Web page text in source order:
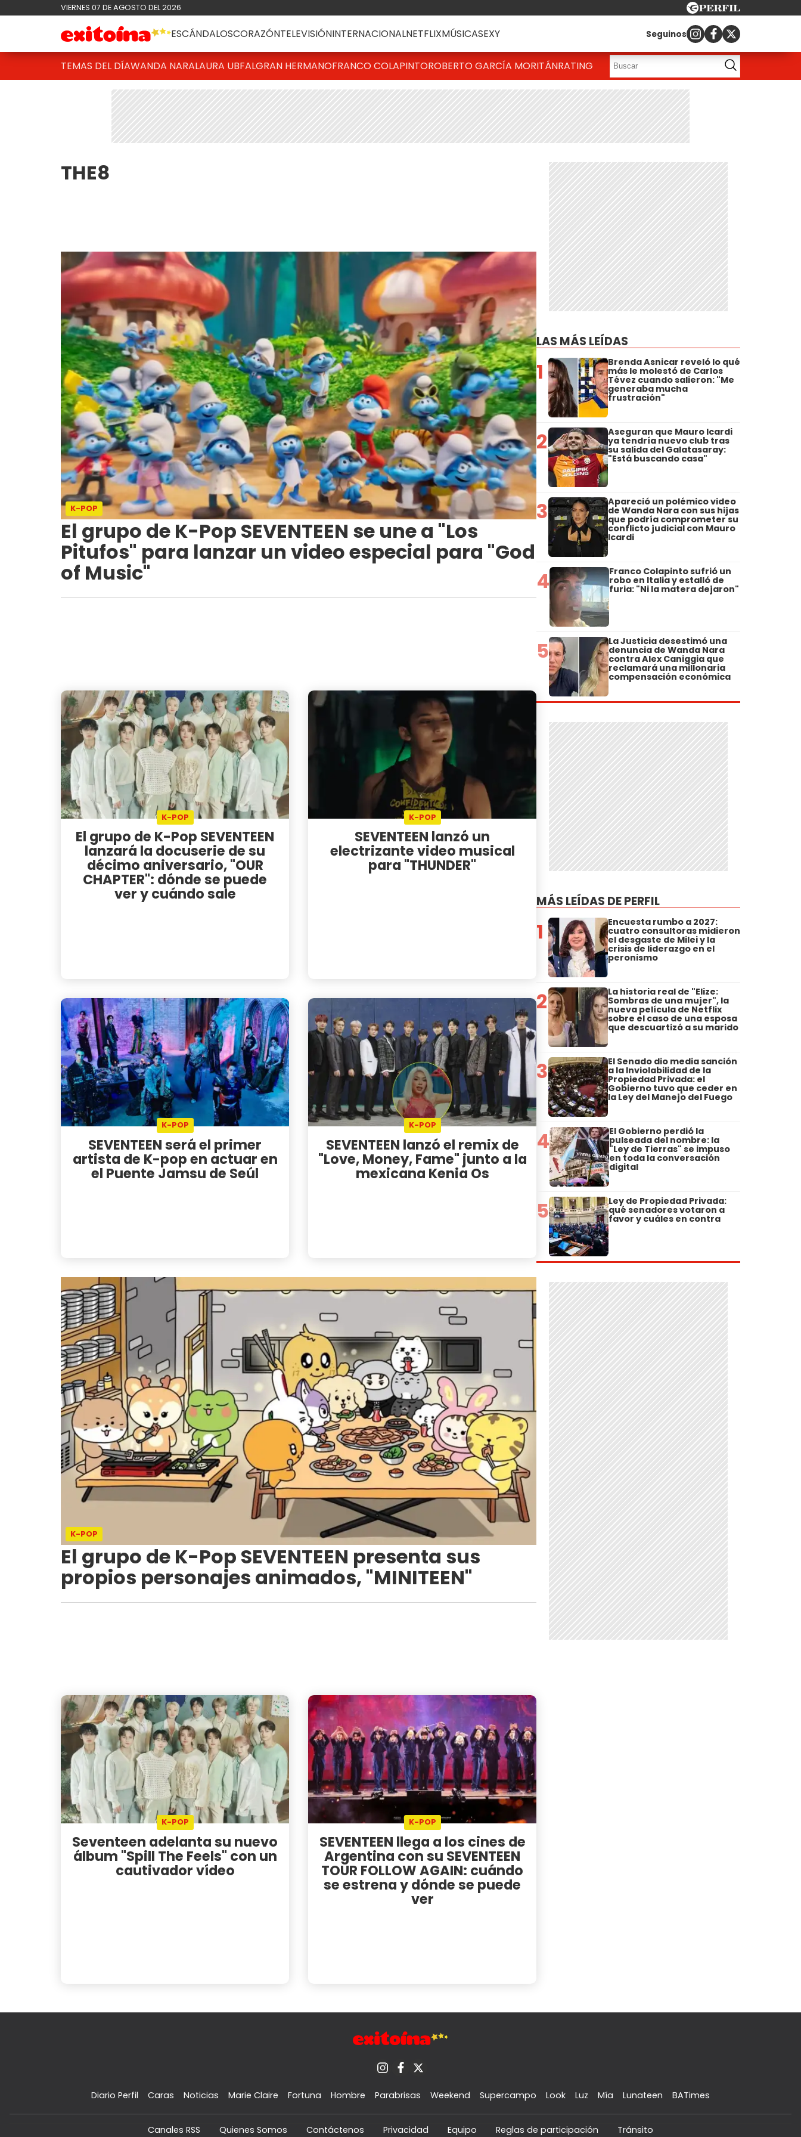
VIERNES 07 DE AGOSTO DEL 2026
ESCÁNDALOSCORAZÓNTELEVISIÓNINTERNACIONALNETFLIXMÚSICASEXY Seguinos
TEMAS DEL DÍAWANDA NARALAURA UBFALGRAN HERMANOFRANCO COLAPINTOROBERTO GARCÍA MORITÁNRATING
THE8
K-POP
El grupo de K-Pop SEVENTEEN se une a "Los
Pitufos" para lanzar un video especial para "God
of Music"
K-POP
El grupo de K-Pop SEVENTEEN
lanzará la docuserie de su
décimo aniversario, "OUR
CHAPTER": dónde se puede
ver y cuándo sale
K-POP
SEVENTEEN lanzó un
electrizante video musical
para "THUNDER"
K-POP
SEVENTEEN será el primer
artista de K-pop en actuar en
el Puente Jamsu de Seúl
K-POP
SEVENTEEN lanzó el remix de
"Love, Money, Fame" junto a la
mexicana Kenia Os
K-POP
El grupo de K-Pop SEVENTEEN presenta sus
propios personajes animados, "MINITEEN"
K-POP
Seventeen adelanta su nuevo
álbum "Spill The Feels" con un
cautivador vídeo
K-POP
SEVENTEEN llega a los cines de
Argentina con su SEVENTEEN
TOUR FOLLOW AGAIN: cuándo
se estrena y dónde se puede
ver
LAS MÁS LEÍDAS
1 Brenda Asnicar reveló lo qué
más le molestó de Carlos
Tévez cuando salieron: "Me
generaba mucha
frustración"
2 Aseguran que Mauro Icardi
ya tendría nuevo club tras
su salida del Galatasaray:
"Está buscando casa"
3 Apareció un polémico video
de Wanda Nara con sus hijas
que podría comprometer su
conflicto judicial con Mauro
Icardi
4 Franco Colapinto sufrió un
robo en Italia y estalló de
furia: "Ni la matera dejaron"
5 La Justicia desestimó una
denuncia de Wanda Nara
contra Alex Caniggia que
reclamará una millonaria
compensación económica
MÁS LEÍDAS DE PERFIL
1 Encuesta rumbo a 2027:
cuatro consultoras midieron
el desgaste de Milei y la
crisis de liderazgo en el
peronismo
2 La historia real de "Elize:
Sombras de una mujer", la
nueva película de Netflix
sobre el caso de una esposa
que descuartizó a su marido
3 El Senado dio media sanción
a la Inviolabilidad de la
Propiedad Privada: el
Gobierno tuvo que ceder en
la Ley del Manejo del Fuego
4 El Gobierno perdió la
pulseada del nombre: la
"Ley de Tierras" se impuso
en toda la conversación
digital
5 Ley de Propiedad Privada:
qué senadores votaron a
favor y cuáles en contra
Diario Perfil Caras Noticias Marie Claire Fortuna Hombre Parabrisas Weekend Supercampo Look Luz Mía Lunateen BATimes
Canales RSS Quienes Somos Contáctenos Privacidad Equipo Reglas de participación Tránsito